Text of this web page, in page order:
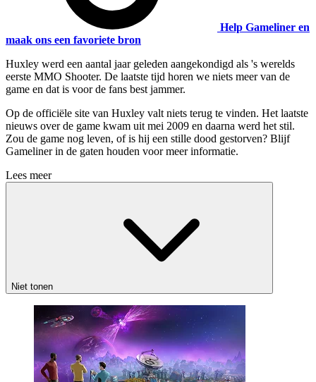
Help Gameliner en
maak ons een favoriete bron
Huxley werd een aantal jaar geleden aangekondigd als 's werelds
eerste MMO Shooter. De laatste tijd horen we niets meer van de
game en dat is voor de fans best jammer.
Op de officiële site van Huxley valt niets terug te vinden. Het laatste
nieuws over de game kwam uit mei 2009 en daarna werd het stil.
Zou de game nog leven, of is hij een stille dood gestorven? Blijf
Gameliner in de gaten houden voor meer informatie.
Lees meer
Niet tonen